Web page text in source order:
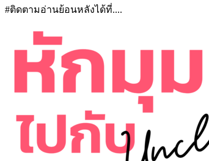
#ติดตามอ่านย้อนหลังได้ที่....